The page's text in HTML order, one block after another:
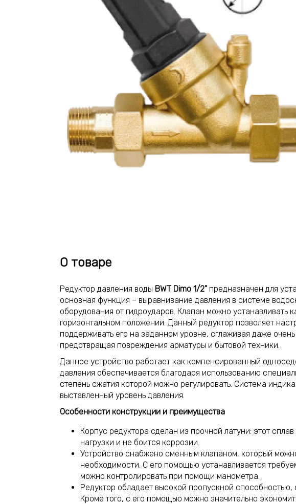
О товаре
Редуктор давления воды BWT Dimo 1/2" предназначен для
основная функция – выравнивание давления в системе
оборудования от гидроударов. Клапан можно устанавливать
горизонтальном положении. Данный редуктор позволяет
поддерживать его на заданном уровне, сглаживая даже
предотвращая повреждения арматуры и бытовой техники.
Данное устройство работает как компенсированный
давления обеспечивается благодаря использованию
степень сжатия которой можно регулировать. Система
выставленный уровень давления.
Особенности конструкции и преимущества
Корпус редуктора сделан из прочной латуни: этот
нагрузки и не боится коррозии.
Устройство снабжено сменным клапаном, который
необходимости. С его помощью устанавливается
можно контролировать при помощи манометра.
Редуктор обладает высокой пропускной способностью,
Кроме того, с его помощью можно значительно